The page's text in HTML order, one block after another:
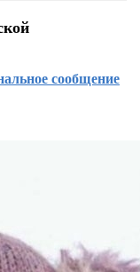
сообщение